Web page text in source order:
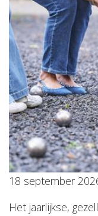
18 september
Het jaarlijkse,